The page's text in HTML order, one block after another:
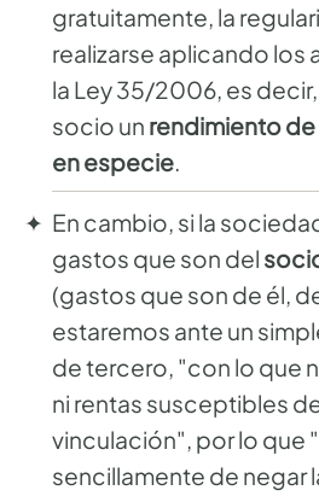
gratuitamente, la
realizarse aplicando los
la Ley 35/2006, es
socio un rendimiento
en especie.
En cambio, si la
gastos que son del
(gastos que son de él,
estaremos ante un
de tercero, "con lo que
ni rentas susceptibles
vinculación", por lo que
sencillamente de negar